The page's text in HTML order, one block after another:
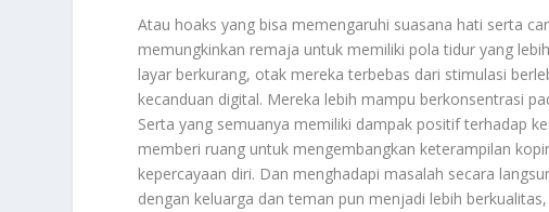
Atau hoaks yang bisa memengaruhi suasana hati serta
memungkinkan remaja untuk memiliki pola tidur yang
layar berkurang, otak mereka terbebas dari stimulasi
kecanduan digital. Mereka lebih mampu berkonsentrasi
Serta yang semuanya memiliki dampak positif terhadap
memberi ruang untuk mengembangkan keterampilan
kepercayaan diri. Dan menghadapi masalah secara
dengan keluarga dan teman pun menjadi lebih